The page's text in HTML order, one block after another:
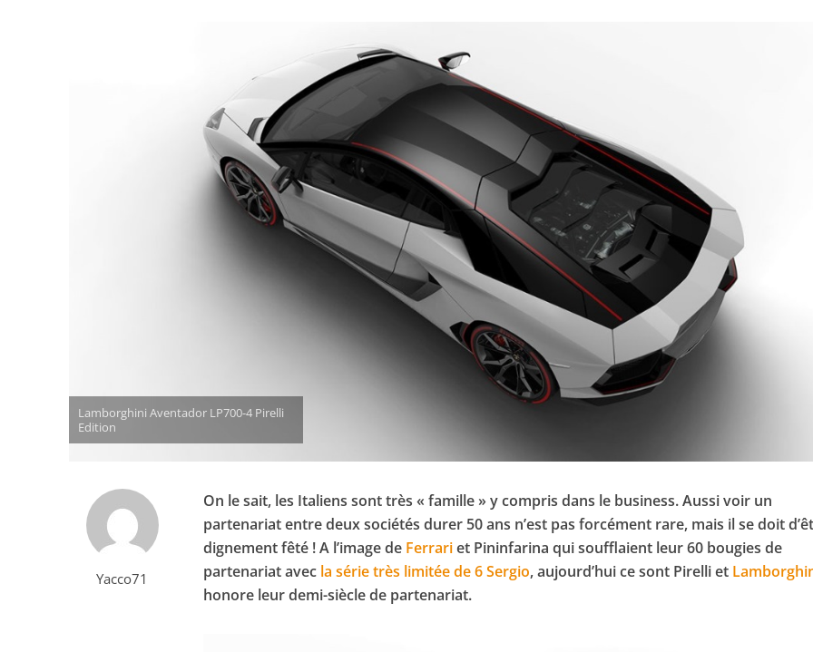
Lamborghini Aventador LP700-4 Pirelli
Edition
Yacco71
On le sait, les Italiens sont très « famille » y compris dans le business. Aussi voir un
partenariat entre deux sociétés durer 50 ans n’est pas forcément rare, mais il se doit
dignement fêté ! A l’image de Ferrariet Pininfarina qui soufflaient leur 60 bougies de
partenariat avec la série très limitée de 6 Sergio, aujourd’hui ce sont Pirelli et
honore leur demi-siècle de partenariat.